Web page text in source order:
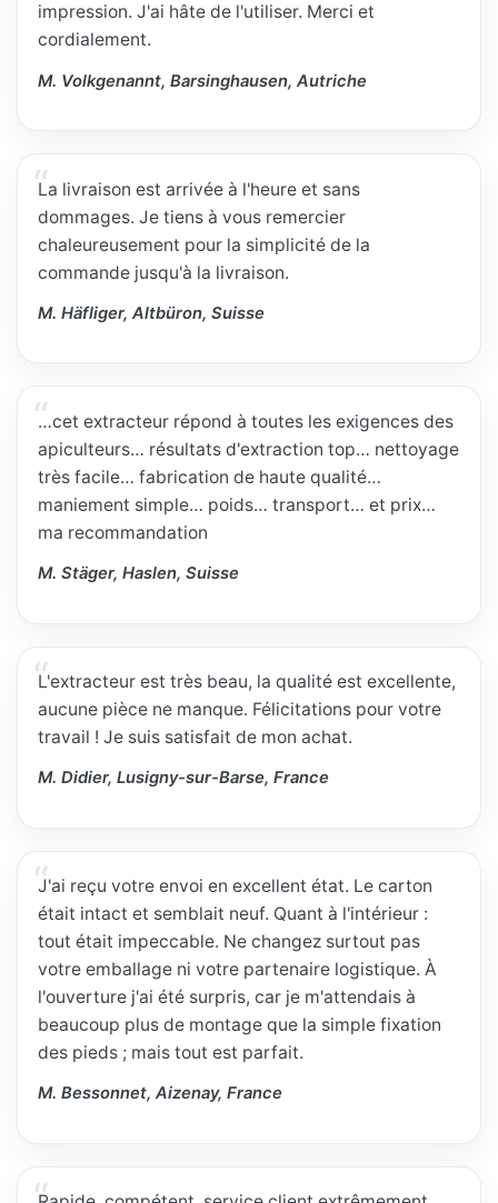
impression. J'ai hâte de l'utiliser. Merci et
cordialement.
M. Volkgenannt, Barsinghausen, Autriche
La livraison est arrivée à l'heure et sans
dommages. Je tiens à vous remercier
chaleureusement pour la simplicité de la
commande jusqu'à la livraison.
M. Häfliger, Altbüron, Suisse
…cet extracteur répond à toutes les exigences des
apiculteurs… résultats d'extraction top… nettoyage
très facile… fabrication de haute qualité…
maniement simple… poids… transport… et prix…
ma recommandation
M. Stäger, Haslen, Suisse
L'extracteur est très beau, la qualité est excellente,
aucune pièce ne manque. Félicitations pour votre
travail ! Je suis satisfait de mon achat.
M. Didier, Lusigny-sur-Barse, France
J'ai reçu votre envoi en excellent état. Le carton
était intact et semblait neuf. Quant à l'intérieur :
tout était impeccable. Ne changez surtout pas
votre emballage ni votre partenaire logistique. À
l'ouverture j'ai été surpris, car je m'attendais à
beaucoup plus de montage que la simple fixation
des pieds ; mais tout est parfait.
M. Bessonnet, Aizenay, France